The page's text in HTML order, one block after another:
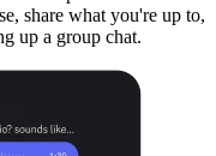
share what you're up to,
up a group chat.